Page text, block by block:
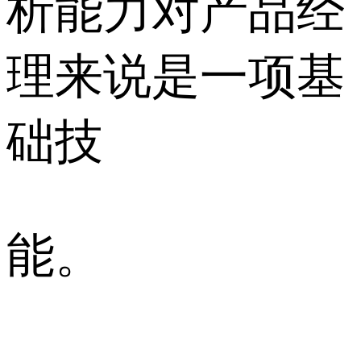
析能力对产品经
理来说是一项基
础技
能。